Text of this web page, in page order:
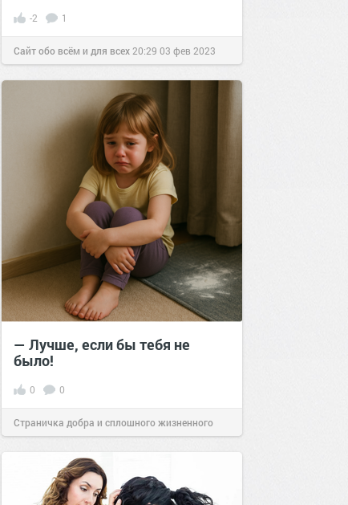
-2 1
Сайт обо всём и для всех 20:29 03 фев 2023
— Лучше, если бы тебя не
было!
0 0
Страничка добра и сплошного жизненного
позитива! 14:20 12 сен 2025